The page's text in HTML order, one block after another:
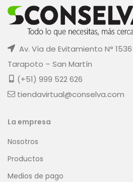
Av. Vía de Evitamiento N° 1536
Tarapoto – San Martín
(+51) 999 522 626
tiendavirtual@conselva.com
La empresa
Nosotros
Productos
Medios de pago